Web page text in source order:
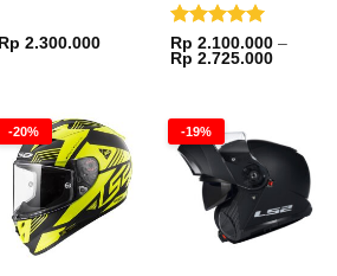
Rp 2.300.000 Dinilai5
dari 5
Rp 2.100.000 –
Rp 2.725.000Rentang
-20% -19%